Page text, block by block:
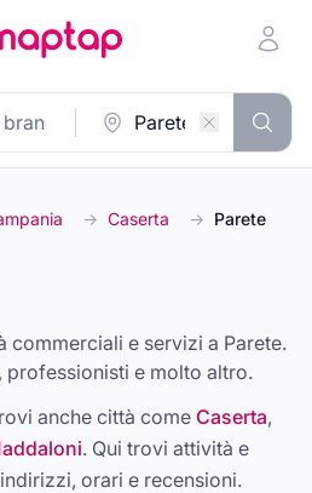
→ Caserta → Parete
commerciali e servizi a Parete.
professionisti e molto altro.
anche città come Caserta,
. Qui trovi attività e
orari e recensioni.